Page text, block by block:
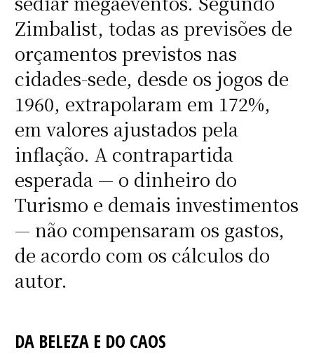
Zimbalist, todas as previsões de
orçamentos previstos nas
cidades-sede, desde os jogos de
1960, extrapolaram em 172%,
em valores ajustados pela
inflação. A contrapartida
esperada — o dinheiro do
Turismo e demais investimentos
— não compensaram os gastos,
de acordo com os cálculos do
autor.
DA BELEZA E DO CAOS